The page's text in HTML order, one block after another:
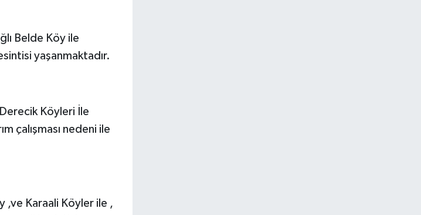
Belde Köy ile
yaşanmaktadır.
Köyleri İle
çalışması nedeni ile
,ve Karaali Köyler ile ,